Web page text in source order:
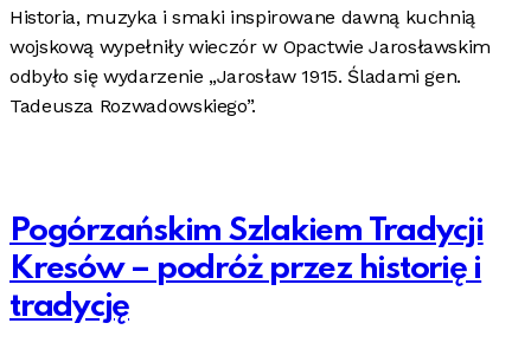
Historia, muzyka i smaki inspirowane dawną kuchnią
wojskową wypełniły wieczór w Opactwie Jarosławskim
odbyło się wydarzenie „Jarosław 1915. Śladami gen.
Tadeusza Rozwadowskiego”.
Pogórzańskim Szlakiem Tradycji
Kresów – podróż przez historię i
tradycję